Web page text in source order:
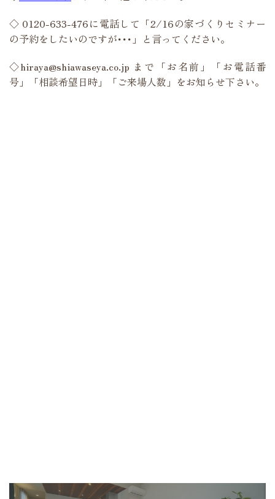
◇ 0120-633-476に電話して「2/16の家づくりセミナー
の予約をしたいのですが･･･」と言ってください。
◇hiraya@shiawaseya.co.jp まで「お名前」「お電話番
号」「相談希望日時」「ご来場人数」をお知らせ下さい。